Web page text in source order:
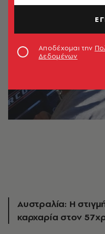
Αυστραλία: Η
καρχαρία στον
Αποδέχομαι την
Δεδομένων